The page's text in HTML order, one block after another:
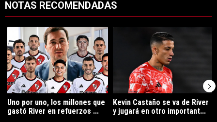
NOTAS RECOMENDADAS
Un artículo de tendencia con el título "Uno por uno, los millones
Uno por uno, los millones que
gastó River en refuerzos ...
Un artículo de tendencia con el
Kevin Castaño se va de River
y jugará en otro important...